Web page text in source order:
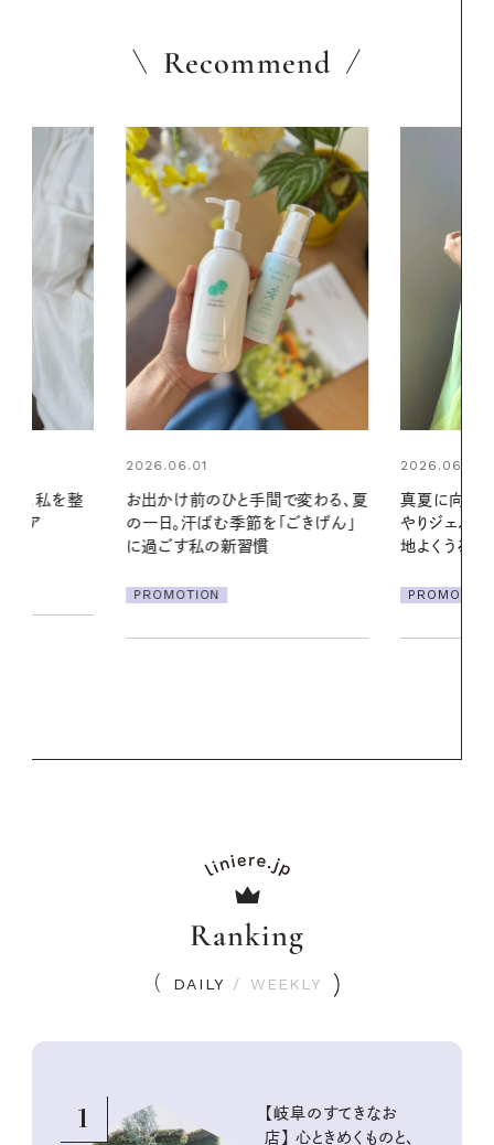
Recommend
変わる、夏
ごきげん」
2026.06.01
真夏に向けて、ハーブが香るひん
やりジェルと出合う。暑い季節に心
地よくうるおう、軽やかなボディケ
PROMOTION
2026.07.24
夏の髪と心
る【大人気の
1本で汗ばむ
PROMOTION
Ranking
DAILY / WEEKLY
1
【岐阜のすてきなお
店】 心ときめくものと、